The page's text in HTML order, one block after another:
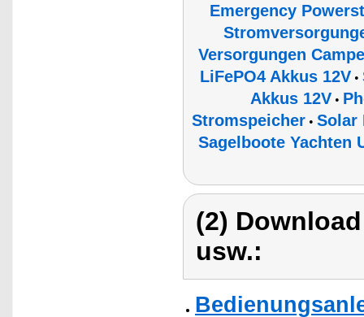
Emergency
Versorgungen
LiFePO4 Akkus 12V•
Akkus 12V•
Stromspeicher • Solar
Sagelboote Yachten
(2)
usw.: